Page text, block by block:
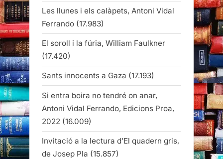
Les llunes i els calàpets, Antoni Vidal
Ferrando (17.983)
El soroll i la fúria, William Faulkner
(17.420)
Sants innocents a Gaza (17.193)
Si entra boira no tendré on anar,
Antoni Vidal Ferrando, Edicions Proa,
2022 (16.009)
Invitació a la lectura d’El quadern gris,
de Josep Pla (15.857)